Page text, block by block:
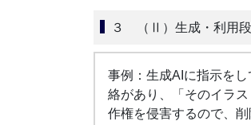
３ （Ⅱ）生成・利用段
事例：生成AIに指示を
絡があり、「そのイラ
作権を侵害するので、